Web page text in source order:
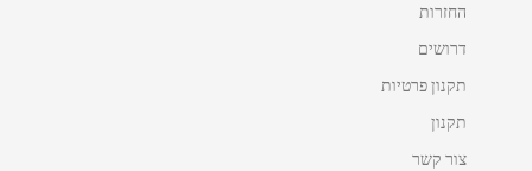
החזרות
דרושים
תקנון פרטיות
תקנון
צור קשר